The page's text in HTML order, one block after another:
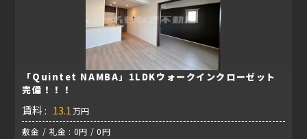
「Quintet NAMBA」1LDKウォークインクローゼット
完備！！！
賃料 : 13.1 万円
敷金 / 礼金 : 0円 / 0円